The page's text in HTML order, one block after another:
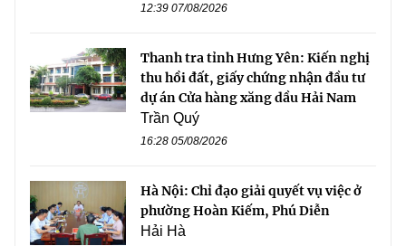
12:39 07/08/2026
Thanh tra tỉnh Hưng Yên: Kiến nghị
thu hồi đất, giấy chứng nhận đầu tư
dự án Cửa hàng xăng dầu Hải Nam
Trần Quý
16:28 05/08/2026
Hà Nội: Chỉ đạo giải quyết vụ việc ở
phường Hoàn Kiếm, Phú Diễn
Hải Hà